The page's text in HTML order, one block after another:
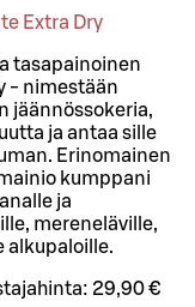
Extra Dry
tasapainoinen
- nimestään
jäännössokeria,
ja antaa sille
Erinomainen
kumppani
ja
mereneläville,
alkupaloille.
29,90 €